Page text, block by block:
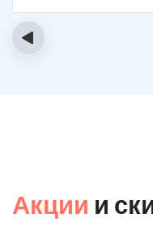
‹
Акции и